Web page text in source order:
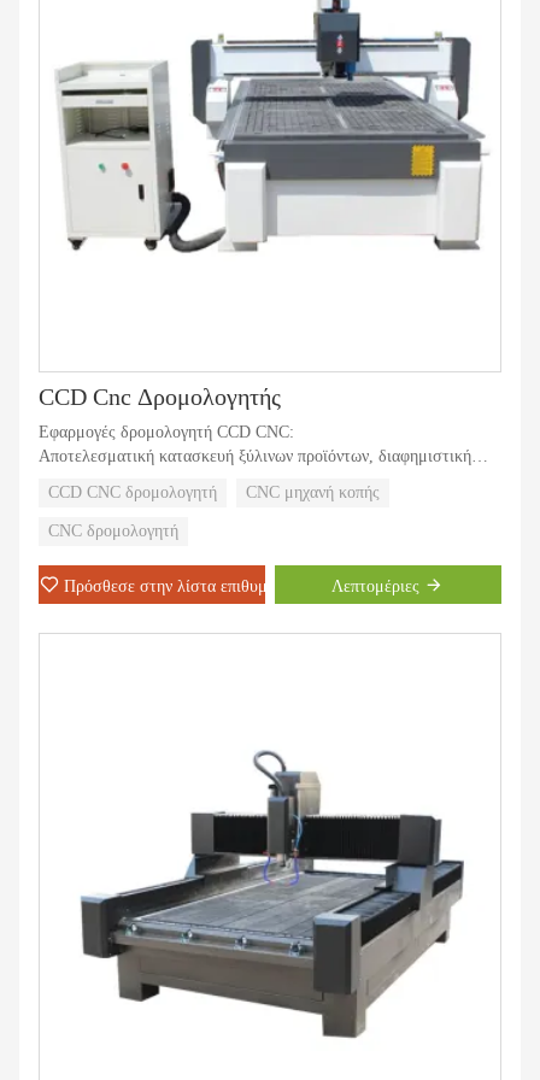
CCD Cnc Δρομολογητής
Εφαρμογές δρομολογητή CCD CNC:
Αποτελεσματική κατασκευή ξύλινων προϊόντων, διαφημιστική
Επίσης η μηχανή μπορεί να χαράξει σίδερο, ορείχαλκο. σανίδες
υλικά.
CCD CNC δρομολογητή CNC μηχανή κοπής
CNC δρομολογητή
Πρόσθεσε στην λίστα επιθυμιών Λεπτομέριες